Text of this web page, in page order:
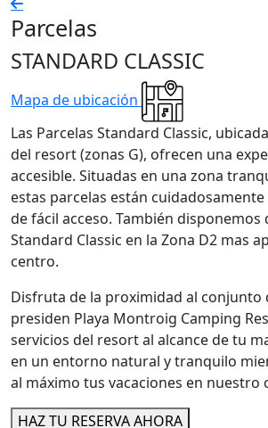
Parcelas
STANDARD CLASSIC
Mapa de ubicación
Las Parcelas Standard Classic,
del resort (zonas G), ofrecen una
accesible. Situadas en una zona
estas parcelas están
de fácil acceso. También disponemos
Standard Classic en la Zona D2 mas
centro.
Disfruta de la proximidad al conjunto
presiden Playa Montroig Camping
servicios del resort al alcance de tu
en un entorno natural y tranquilo
al máximo tus vacaciones en nuestro
HAZ TU RESERVA AHORA